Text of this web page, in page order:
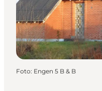
Foto: Engen 5 B & B